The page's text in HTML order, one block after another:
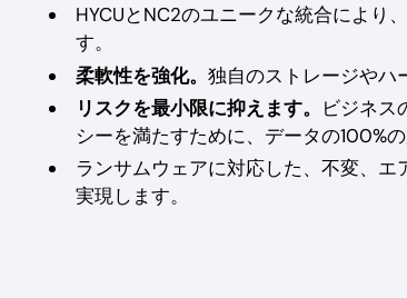
HYCUとNC2のユニークな統合により
す。
柔軟性を強化。 独自のストレージやハ
リスクを最小限に抑えます。 ビジネス
シーを満たすために、データの100%
ランサムウェアに対応した、不変、
実現します。